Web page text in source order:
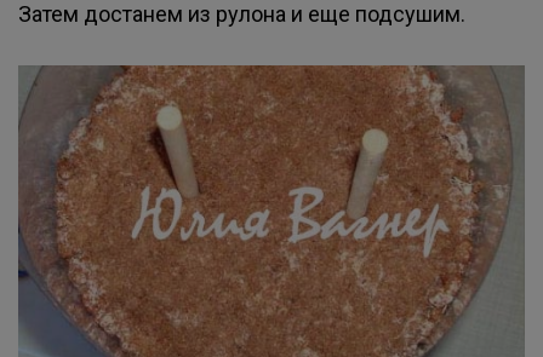
Затем достанем из рулона и еще подсушим.